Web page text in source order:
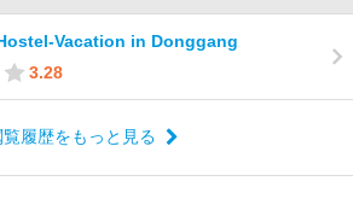
Vacation in Donggang
3.28
覧履歴をもっと見る